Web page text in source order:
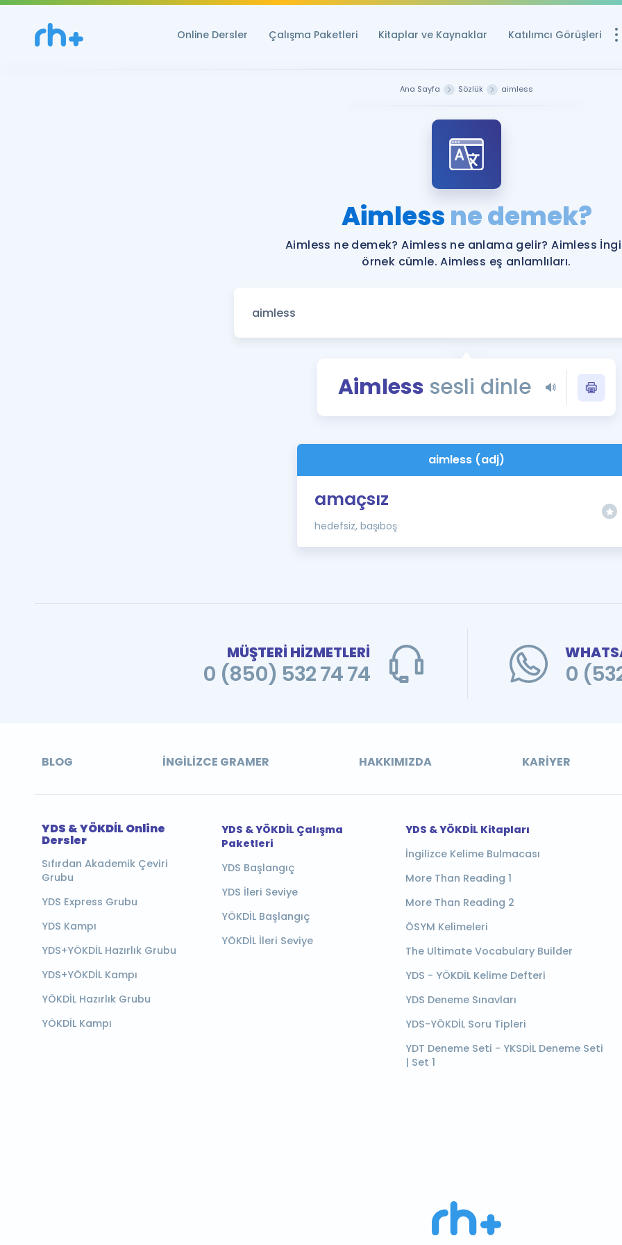
Online Dersler Çalışma Paketleri Kitaplar ve Kaynaklar Katılımcı Görüşleri
YDS ve YÖKDİL
Rehberlik Aracı
YDS ve YÖKDİL'e
Tüm ÖSYM
YDS - YÖKDİL
İngilizce Gramer
Ana Sayfa Sözlük aimless
Aimlessne demek?
Aimless ne demek? Aimless ne anlama gelir? Aimless
örnek cümle. Aimless eş anlamlıları.
Aimless sesli dinle
aimless (adj)
amaçsız
hedefsiz, başıboş
MÜŞTERİ HİZMETLERİ
0 (850) 532 74 74 0
BLOG İNGILIZCE GRAMER HAKKIMIZDA KARIYER
YDS & YÖKDİL Online
Dersler
Sıfırdan Akademik Çeviri
Grubu
YDS Express Grubu
YDS Kampı
YDS+YÖKDİL Hazırlık Grubu
YDS+YÖKDİL Kampı
YÖKDİL Hazırlık Grubu
YÖKDİL Kampı
YDS & YÖKDİL Çalışma
Paketleri
YDS Başlangıç
YDS İleri Seviye
YÖKDİL Başlangıç
YÖKDİL İleri Seviye
YDS & YÖKDİL Kitapları
İngilizce Kelime Bulmacası
More Than Reading 1
More Than Reading 2
ÖSYM Kelimeleri
The Ultimate Vocabulary Builder
YDS - YÖKDİL Kelime Defteri
YDS Deneme Sınavları
YDS-YÖKDİL Soru Tipleri
YDT Deneme Seti - YKSDİL Deneme Seti
| Set 1